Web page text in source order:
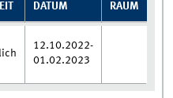
DATUM RAUM
12.10.2022-
01.02.2023